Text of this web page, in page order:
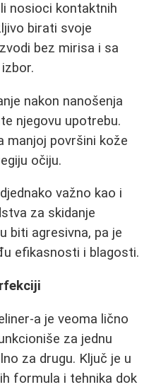
nosioci kontaktnih
birati svoje
bez mirisa i sa
nakon nanošenja
njegovu upotrebu.
manjoj površini kože
očiju.
važno kao i
za skidanje
biti agresivna, pa je
efikasnosti i blagosti.
a je veoma lično
za jednu
za drugu. Ključ je u
formula i tehnika dok